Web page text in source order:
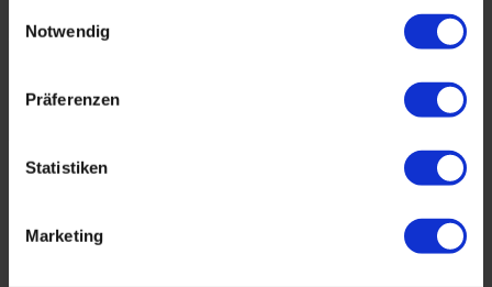
Notwendig
Präferenzen
Statistiken
Marketing
Falls mittendrin mal die Terminplanung
Für mich und meine Kolleginnen ist es selbstverständlich